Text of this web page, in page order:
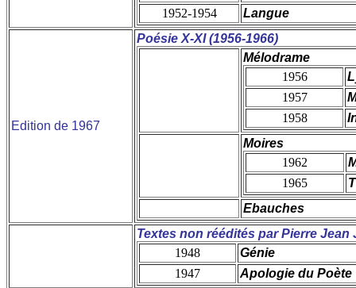
1952-1954
Langue
Edition de 1967
Poésie X-XI (1956-1966)
Mélodrame
1956
1957
1958
Moires
1962
1965
Ebauches
Textes non réédités par Pierre Jean
1948
Génie
1947
Apologie du Poète